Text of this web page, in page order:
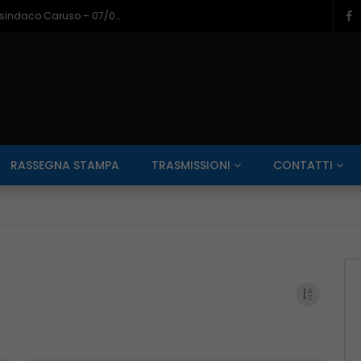
Napoli a Castel di Sangro, il bilancio del sindaco Caruso – 07/08/2026
RASSEGNA STAMPA TRASMISSIONI CONTATTI
SALUTE AI RAGGI X ZONA SPORT